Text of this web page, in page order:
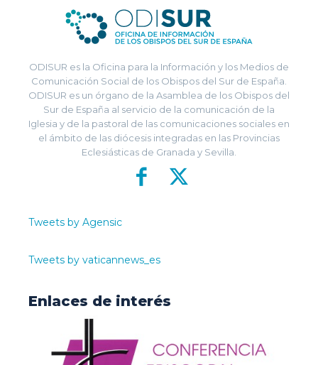
ODISUR es la Oficina para la Información y los Medios de
Comunicación Social de los Obispos del Sur de España.
ODISUR es un órgano de la Asamblea de los Obispos del
Sur de España al servicio de la comunicación de la
Iglesia y de la pastoral de las comunicaciones sociales en
el ámbito de las diócesis integradas en las Provincias
Eclesiásticas de Granada y Sevilla.
Tweets by Agensic
Tweets by vaticannews_es
Enlaces de interés